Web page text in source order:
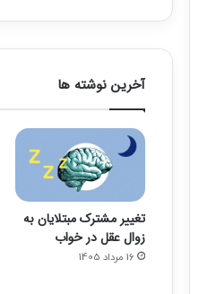
آخرین نوشته ها
تغییر مشترک مبتلایان به
زوال عقل در خواب
16 مرداد 1405